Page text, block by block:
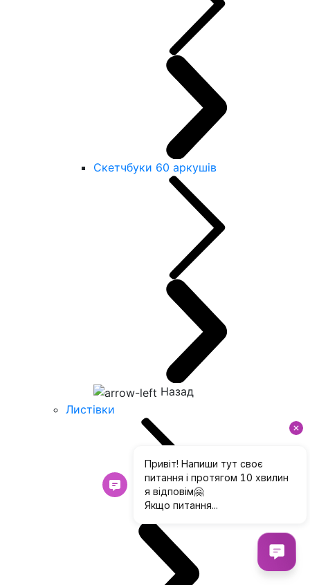
Скетчбуки 60 аркушів
Назад
Листівки